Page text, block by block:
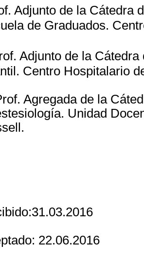
Adjunto de la Cátedra
de Graduados.
Adjunto de la
Centro Hospitalario
Agregada de la
Unidad
22.06.2016